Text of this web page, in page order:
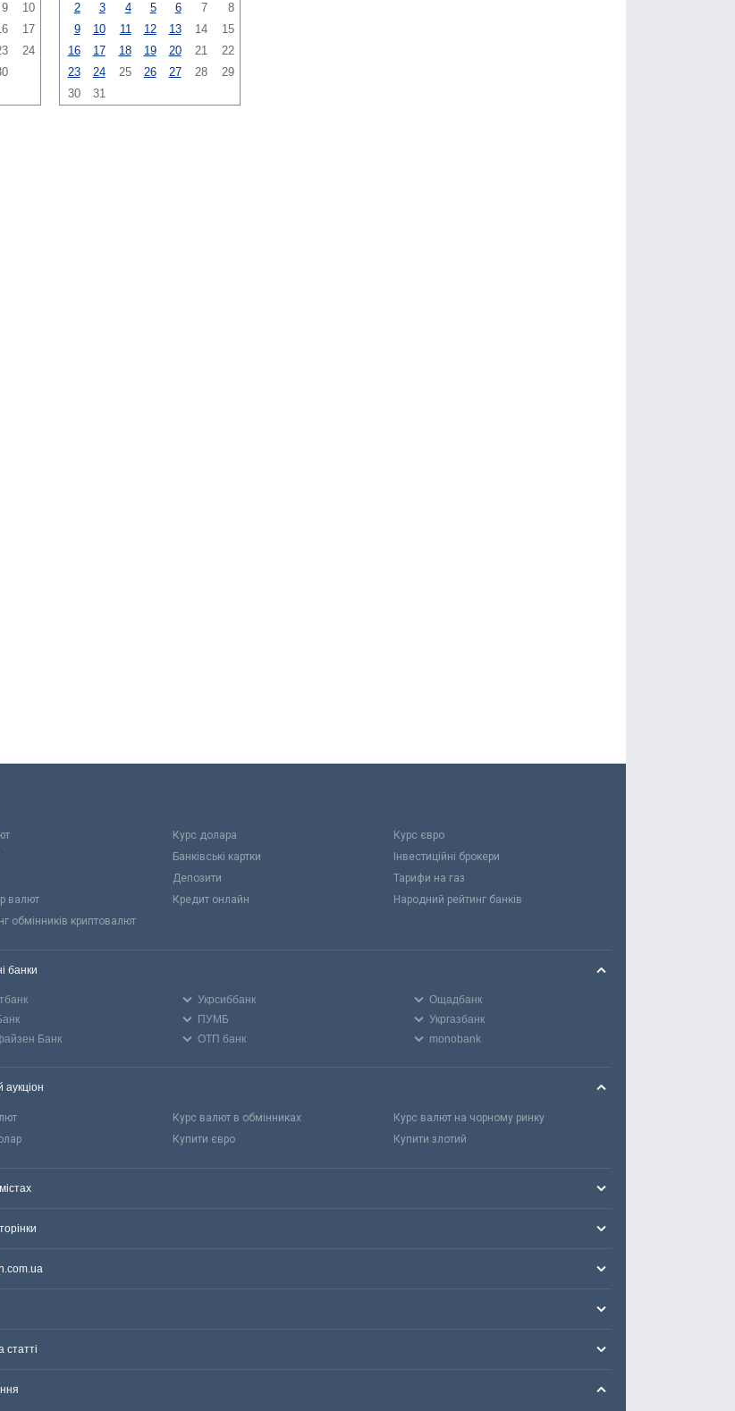
9
10
17
24
2
3 4 5 6 7
8
9
10 11 12 13 14
15
16
17 18 19 20 21
22
23
24 25 26 27 28
29
30
31
Курс долара
Курс євро
Банківські картки
Інвестиційні брокери
Депозити
Тарифи на газ
валют
Кредит онлайн
Народний рейтинг банків
обмінників криптовалют
банки
Укрсиббанк
Ощадбанк
ПУМБ
Укргазбанк
Банк
ОТП банк monobank
Курс валют в обмінниках
Курс валют на чорному ринку
Купити євро Купити злотий
статті